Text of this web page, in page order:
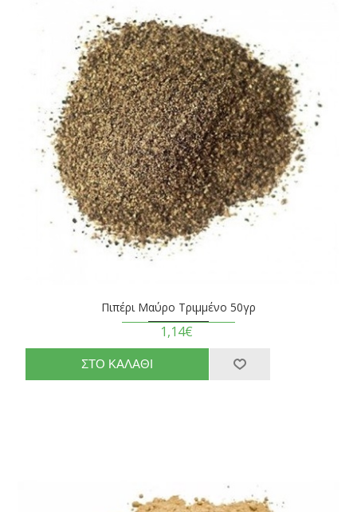
Πιπέρι Μαύρο Τριμμένο 50γρ
1,14€